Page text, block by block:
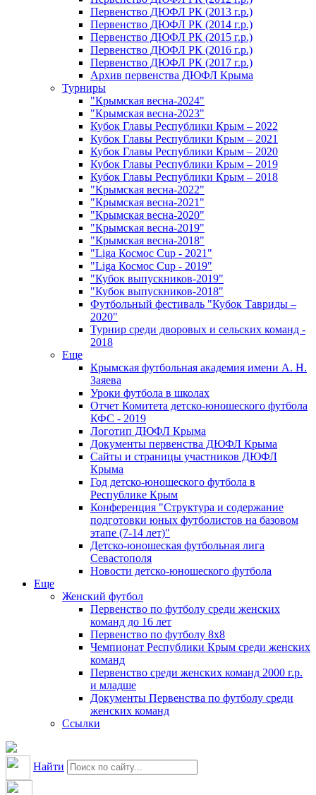
Первенство ДЮФЛ РК (2013 г.р.)
Первенство ДЮФЛ РК (2014 г.р.)
Первенство ДЮФЛ РК (2015 г.р.)
Первенство ДЮФЛ РК (2016 г.р.)
Первенство ДЮФЛ РК (2017 г.р.)
Архив первенства ДЮФЛ Крыма
Турниры
"Крымская весна-2024"
"Крымская весна-2023"
Кубок Главы Республики Крым – 2022
Кубок Главы Республики Крым – 2021
Кубок Главы Республики Крым – 2020
Кубок Главы Республики Крым – 2019
Кубок Главы Республики Крым – 2018
"Крымская весна-2022"
"Крымская весна-2021"
"Крымская весна-2020"
"Крымская весна-2019"
"Крымская весна-2018"
"Liga Космос Cup - 2021"
"Liga Космос Cup - 2019"
"Кубок выпускников-2019"
"Кубок выпускников-2018"
Футбольный фестиваль "Кубок Тавриды –
2020"
Турнир среди дворовых и сельских команд -
2018
Еще
Крымская футбольная академия имени А. Н.
Заяева
Уроки футбола в школах
Отчет Комитета детско-юношеского футбола
КФС - 2019
Логотип ДЮФЛ Крыма
Документы первенства ДЮФЛ Крыма
Сайты и страницы участников ДЮФЛ
Крыма
Год детско-юношеского футбола в
Республике Крым
Конференция "Структура и содержание
подготовки юных футболистов на базовом
этапе (7-14 лет)"
Детско-юношеская футбольная лига
Севастополя
Новости детско-юношеского футбола
Еще
Женский футбол
Первенство по футболу среди женских
команд до 16 лет
Первенство по футболу 8х8
Чемпионат Республики Крым среди женских
команд
Первенство среди женских команд 2000 г.р.
и младше
Документы Первенства по футболу среди
женских команд
Ссылки
Найти